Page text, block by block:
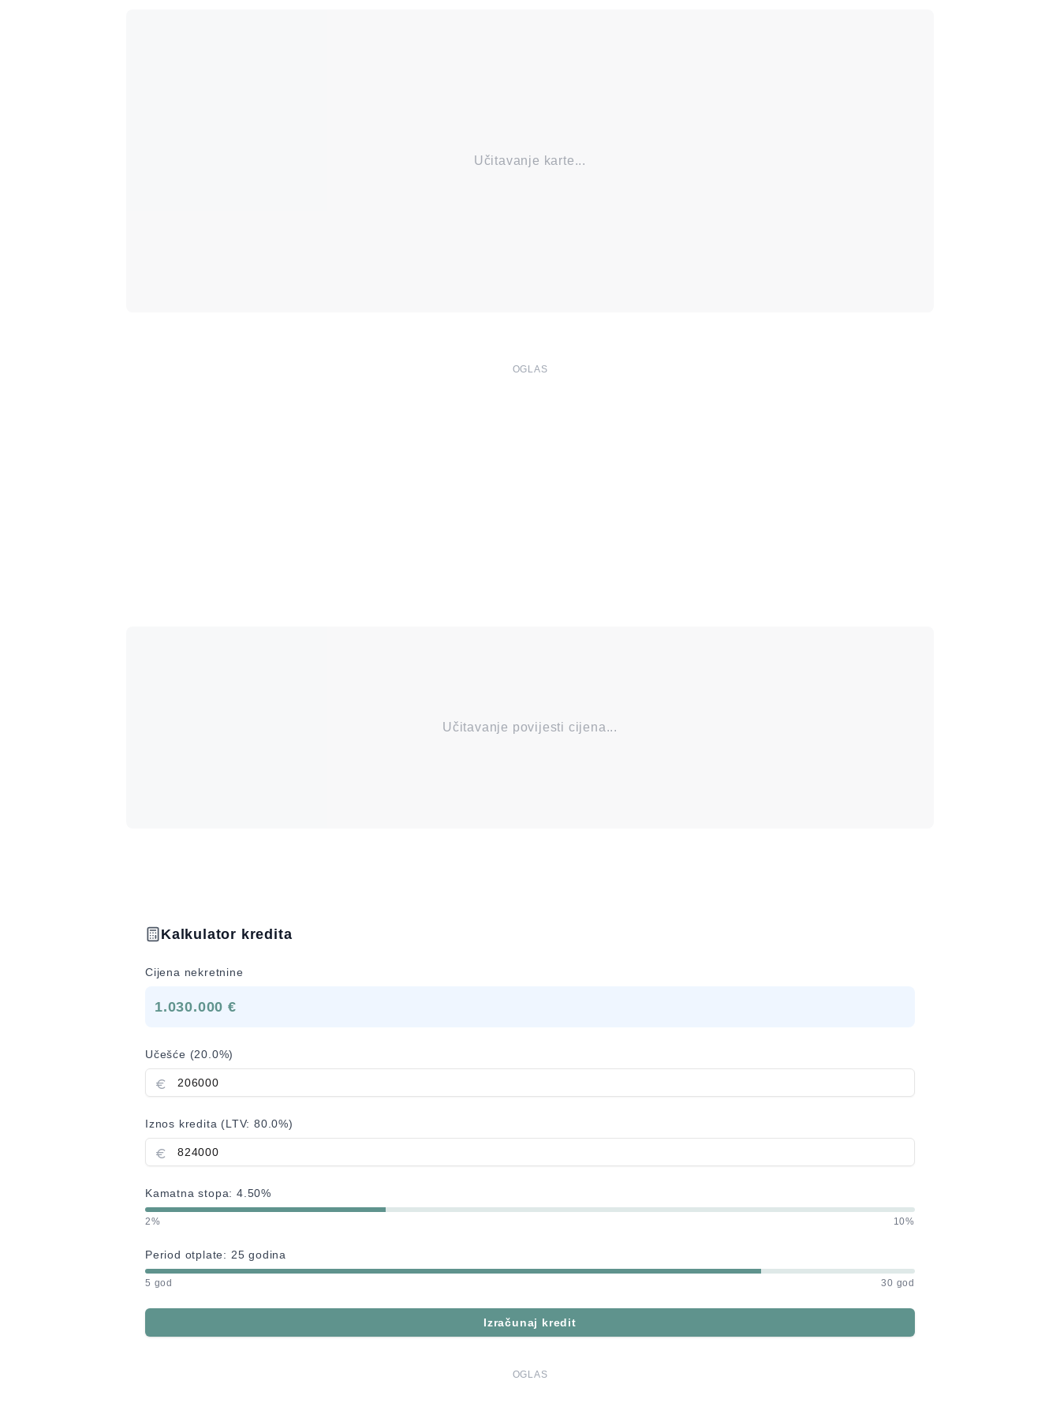
Učitavanje karte...
OGLAS
Učitavanje povijesti cijena...
Kalkulator kredita
Cijena nekretnine
1.030.000 €
Učešće (20.0%)
Iznos kredita (LTV:80.0%)
Kamatna stopa:4.50%
2% 10%
Period otplate: 25 godina
5 god 30 god
Izračunaj kredit
OGLAS